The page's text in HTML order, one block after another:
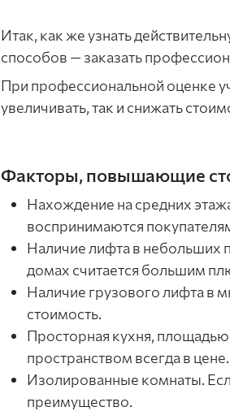
Итак, как же узнать
способов — заказать
При профессиональной оценке
увеличивать, так и снижать
Факторы, повышающие
Нахождение на средних
воспринимаются
Наличие лифта в небольших
домах считается большим
Наличие грузового лифта в
стоимость.
Просторная кухня,
пространством всегда в цене.
Изолированные комнаты.
преимущество.